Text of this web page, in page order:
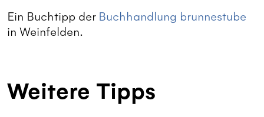
Ein Buchtipp der Buchhandlung brunnestube
in Weinfelden.
Weitere Tipps